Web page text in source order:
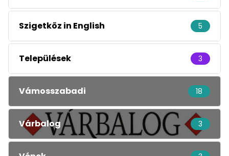
Szigetköz in English 5
Települések 3
Vámosszabadi 18
Várbalog 3